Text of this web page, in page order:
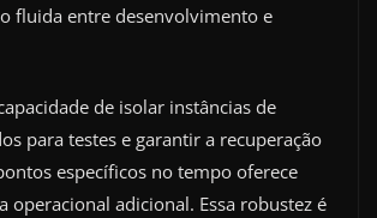
fluida entre desenvolvimento e
de isolar instâncias de
para testes e garantir a recuperação
específicos no tempo oferece
operacional adicional. Essa robustez é